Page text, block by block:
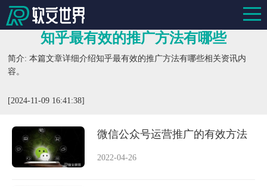
知乎最有效的推广方法有哪些
简介: 本篇文章详细介绍知乎最有效的推广方法有哪些相关资讯内
容。
[2024-11-09 16:41:38]
微信公众号运营推广的有效方法
2022-04-26